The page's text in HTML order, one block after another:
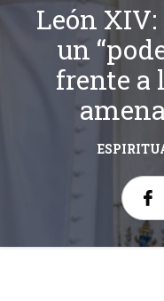
León
un
frente a